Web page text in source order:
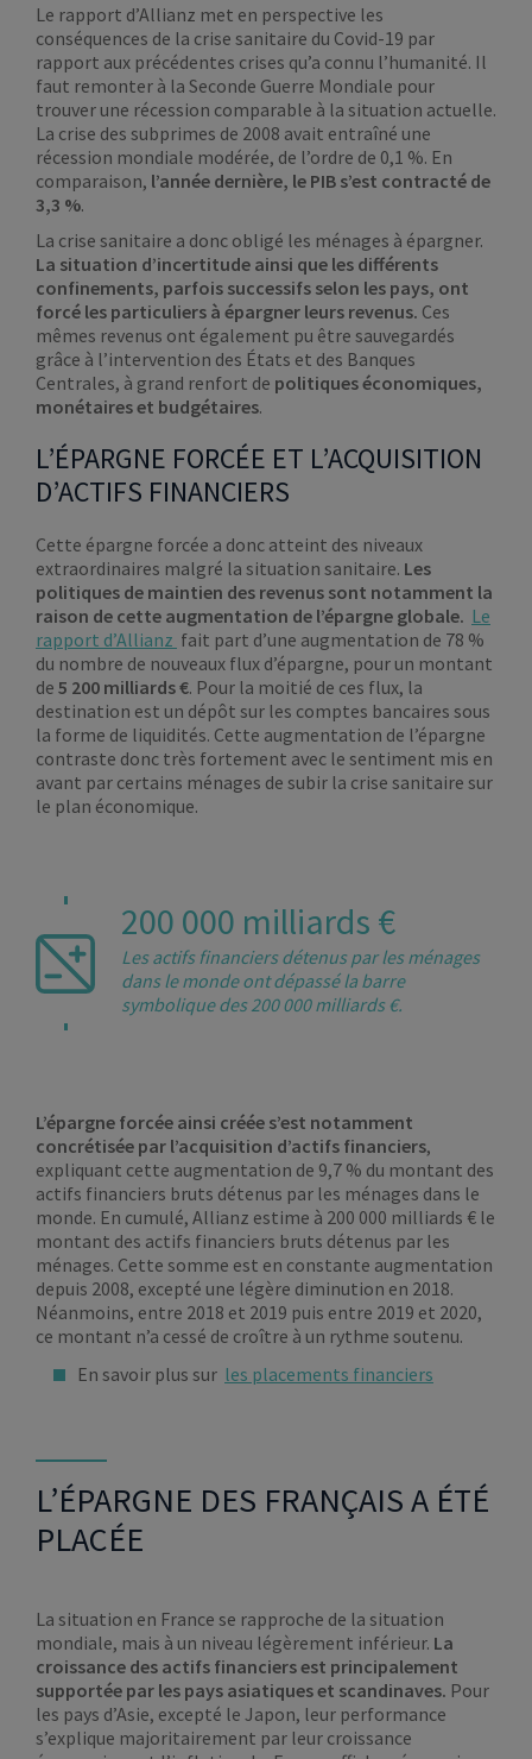
Le rapport d’Allianz met en perspective les
conséquences de la crise sanitaire du Covid-19 par
rapport aux précédentes crises qu’a connu l’humanité. Il
faut remonter à la Seconde Guerre Mondiale pour
trouver une récession comparable à la situation actuelle.
La crise des subprimes de 2008 avait entraîné une
récession mondiale modérée, de l’ordre de 0,1 %. En
comparaison, l’année dernière, le PIB s’est contracté de
3,3 %.
La crise sanitaire a donc obligé les ménages à épargner.
La situation d’incertitude ainsi que les différents
confinements, parfois successifs selon les pays, ont
forcé les particuliers à épargner leurs revenus. Ces
mêmes revenus ont également pu être sauvegardés
grâce à l’intervention des États et des Banques
Centrales, à grand renfort de politiques économiques,
monétaires et budgétaires.
L’ÉPARGNE FORCÉE ET L’ACQUISITION
D’ACTIFS FINANCIERS
Cette épargne forcée a donc atteint des niveaux
extraordinaires malgré la situation sanitaire. Les
politiques de maintien des revenus sont notamment la
raison de cette augmentation de l’épargne globale. Le
rapport d’Allianz fait part d’une augmentation de 78 %
du nombre de nouveaux flux d’épargne, pour un montant
de 5 200 milliards €. Pour la moitié de ces flux, la
destination est un dépôt sur les comptes bancaires sous
la forme de liquidités. Cette augmentation de l’épargne
contraste donc très fortement avec le sentiment mis en
avant par certains ménages de subir la crise sanitaire sur
le plan économique.
200 000 milliards €
Les actifs financiers détenus par les ménages
dans le monde ont dépassé la barre
symbolique des 200 000 milliards €.
L’épargne forcée ainsi créée s’est notamment
concrétisée par l’acquisition d’actifs financiers,
expliquant cette augmentation de 9,7 % du montant des
actifs financiers bruts détenus par les ménages dans le
monde. En cumulé, Allianz estime à 200 000 milliards € le
montant des actifs financiers bruts détenus par les
ménages. Cette somme est en constante augmentation
depuis 2008, excepté une légère diminution en 2018.
Néanmoins, entre 2018 et 2019 puis entre 2019 et 2020,
ce montant n’a cessé de croître à un rythme soutenu.
En savoir plus sur les placements financiers
L’ÉPARGNE DES FRANÇAIS A ÉTÉ
PLACÉE
La situation en France se rapproche de la situation
mondiale, mais à un niveau légèrement inférieur. La
croissance des actifs financiers est principalement
supportée par les pays asiatiques et scandinaves. Pour
les pays d’Asie, excepté le Japon, leur performance
s’explique majoritairement par leur croissance